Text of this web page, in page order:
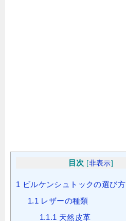
目次 [非表示]
1 ビルケンシュトックの選び方
1.1 レザーの種類
1.1.1 天然皮革